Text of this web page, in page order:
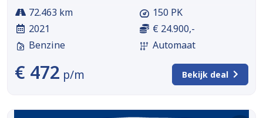
72.463 km
2021
Benzine
150 PK
€ 24.900,-
Automaat
€ 472 p/m Bekijk deal